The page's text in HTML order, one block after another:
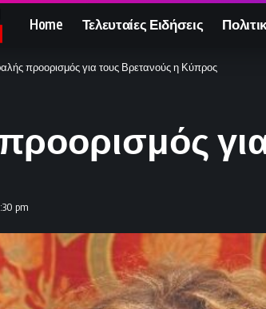
Home Τελευταίες Ειδήσεις
προορισμός για τους Βρετανούς η Κύπρος
pm